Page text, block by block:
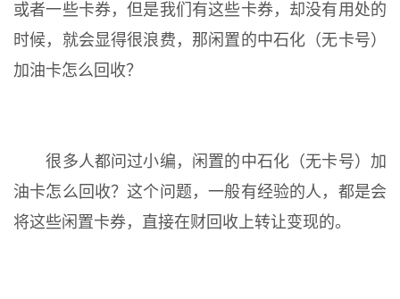
或者一些卡券，但是我们有这些卡券，却没有用处的
时候，就会显得很浪费，那闲置的中石化（无卡号）
加油卡怎么回收？
很多人都问过小编，闲置的中石化（无卡号）加
油卡怎么回收？这个问题，一般有经验的人，都是会
将这些闲置卡券，直接在财回收上转让变现的。